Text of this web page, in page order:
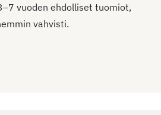
vuoden ehdolliset tuomiot,
vahvisti.